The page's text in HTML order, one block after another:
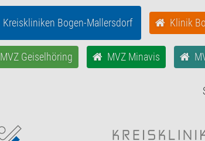
Kreiskliniken Bogen-Mallersdorf Klinik
MVZ Geiselhöring MVZ Minavis